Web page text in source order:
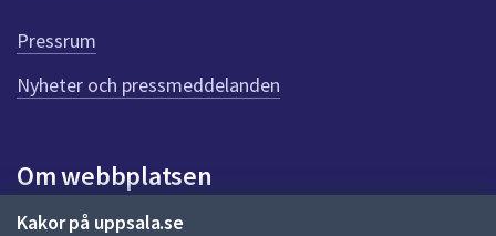
Kakor på uppsala.se
e
n
n
a
d
a
Pressrum
Nyheter och pressmeddelanden
Om webbplatsen
Om webbplatsen